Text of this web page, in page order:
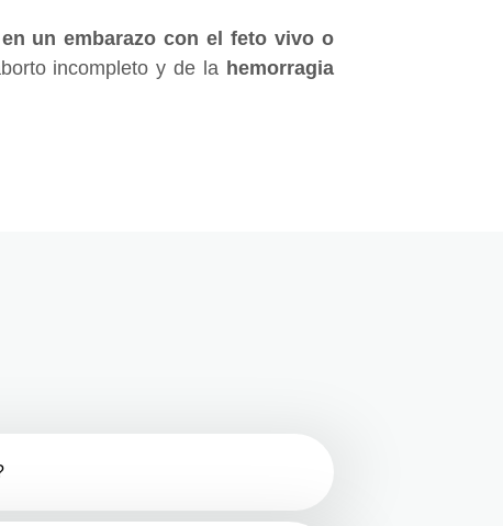
un embarazo con el feto vivo o
incompleto y de la hemorragia